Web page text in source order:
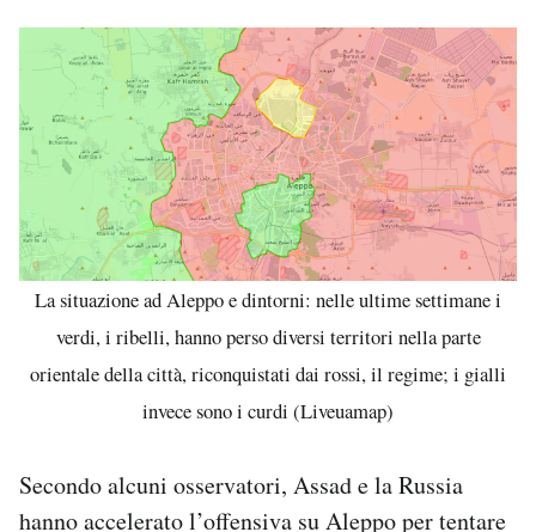
La situazione ad Aleppo e dintorni: nelle ultime settimane i
verdi, i ribelli, hanno perso diversi territori nella parte
orientale della città, riconquistati dai rossi, il regime; i gialli
invece sono i curdi (Liveuamap)
Secondo alcuni osservatori, Assad e la Russia
hanno accelerato l’offensiva su Aleppo per tentare